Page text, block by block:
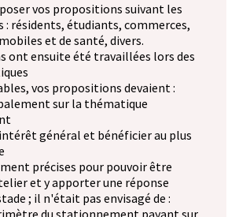
vos propositions suivant les
: résidents, étudiants, commerces,
et de santé, divers.
ont ensuite été travaillées lors des
vos propositions devaient :
sur la thématique
général et bénéficier au plus
précises pour pouvoir être
et y apporter une réponse
; il n'était pas envisagé de :
du stationnement payant sur